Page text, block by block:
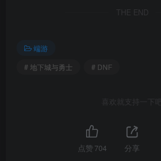
THE END
端游
# 地下城与勇士
# DNF
喜欢就支持一下吧
点赞 704 分享